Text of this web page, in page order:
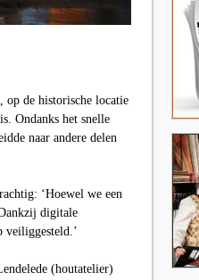
op de historische locatie
Ondanks het snelle
naar andere delen
‘Hoewel we een
digitale
veiliggesteld.’
(houtatelier)